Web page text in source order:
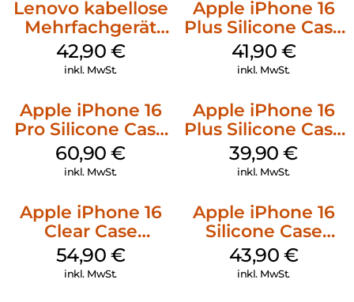
Lenovo kabellose
Mehrfachgerät
Luna Grey
42,90 €
inkl. MwSt.
Apple iPhone 16
Plus Silicone Case
MagSafe Stone
Gray
41,90 €
inkl. MwSt.
Apple iPhone 16
Pro Silicone Case
MagSafe Stone
Gray
60,90€
inkl. MwSt.
Apple iPhone 16
Plus Silicone Case
MagSafe Plum
39,90€
inkl. MwSt.
Apple iPhone 16
Clear Case
MagSafe
Transparent
54,90 €
inkl. MwSt.
Apple iPhone 16
Silicone Case
MagSafe Plum
43,90 €
inkl. MwSt.